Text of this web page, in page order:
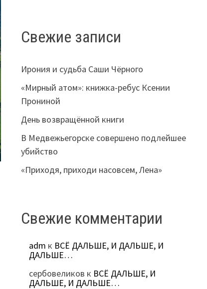
Свежие записи
Ирония и судьба Саши Чёрного
«Мирный атом»: книжка-ребус Ксении
Прониной
День возвращённой книги
В Медвежьегорске совершено подлейшее
убийство
«Приходя, приходи насовсем, Лена»
Свежие комментарии
adm к ВСЁ ДАЛЬШЕ, И ДАЛЬШЕ, И
ДАЛЬШЕ…
сербовеликов к ВСЁ ДАЛЬШЕ, И
ДАЛЬШЕ, И ДАЛЬШЕ…